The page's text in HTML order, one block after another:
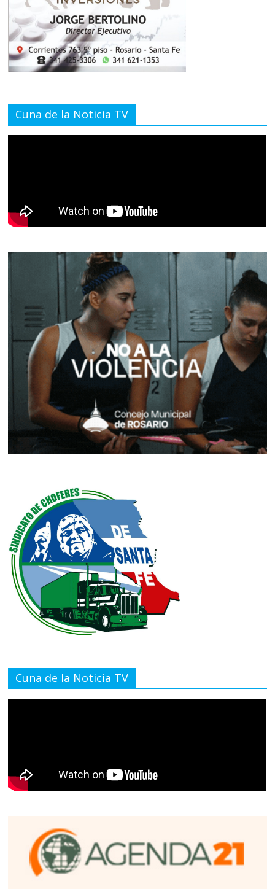
Cuna de la Noticia TV
Cuna de la Noticia TV